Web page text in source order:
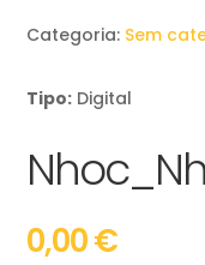
Categoria: Sem
Tipo: Digital
0,00€